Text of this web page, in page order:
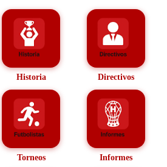
Historia Directivos
Torneos Informes